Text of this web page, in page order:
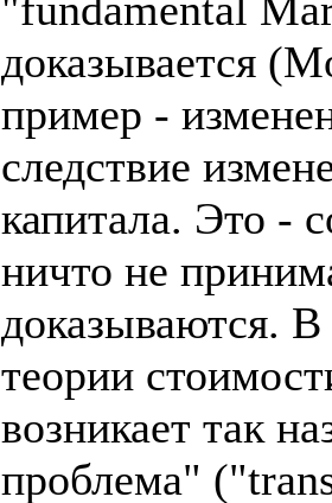
доказывается
пример -
следствие
капитала. Это -
ничто не
доказываются.
теории
возникает так
проблема"